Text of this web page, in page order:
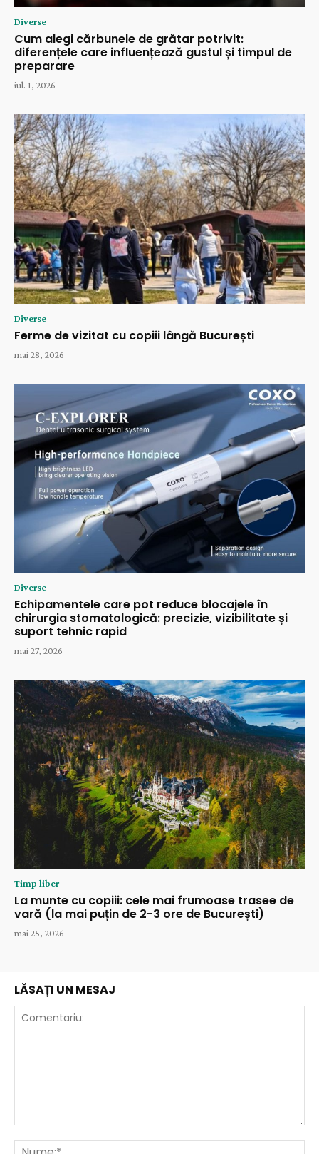
Diverse
Cum alegi cărbunele de grătar potrivit:
diferențele care influențează gustul și timpul de
preparare
iul. 1, 2026
Diverse
Ferme de vizitat cu copiii lângă București
mai 28, 2026
Diverse
Echipamentele care pot reduce blocajele în
chirurgia stomatologică: precizie, vizibilitate și
suport tehnic rapid
mai 27, 2026
Timp liber
La munte cu copiii: cele mai frumoase trasee de
vară (la mai puțin de 2-3 ore de București)
mai 25, 2026
LĂSAȚI UN MESAJ